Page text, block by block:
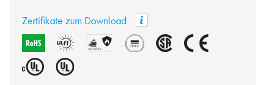
Zertifikate zum Download